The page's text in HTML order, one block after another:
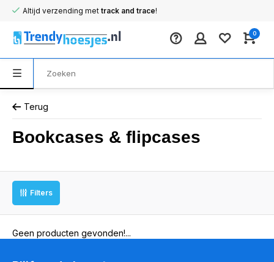
Altijd verzending met track and trace!
0
Terug
Bookcases & flipcases
Filters
Geen producten gevonden!...